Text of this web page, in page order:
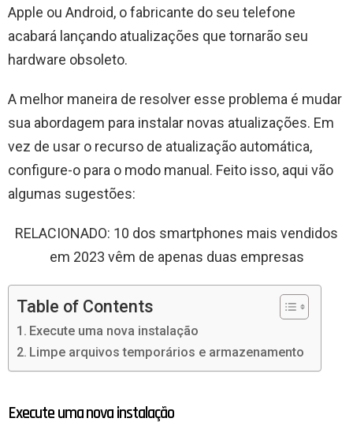
Apple ou Android, o fabricante do seu telefone
acabará lançando atualizações que tornarão seu
hardware obsoleto.
A melhor maneira de resolver esse problema é mudar
sua abordagem para instalar novas atualizações. Em
vez de usar o recurso de atualização automática,
configure-o para o modo manual. Feito isso, aqui vão
algumas sugestões:
RELACIONADO: 10 dos smartphones mais vendidos
em 2023 vêm de apenas duas empresas
Table of Contents
Execute uma nova instalação
Limpe arquivos temporários e armazenamento
Execute uma nova instalação